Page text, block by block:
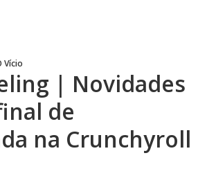
Vício
| Novidades
de
na Crunchyroll